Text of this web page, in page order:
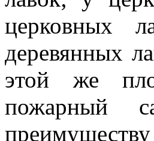
церковных
деревянных
этой же
пожарный
преимуществу